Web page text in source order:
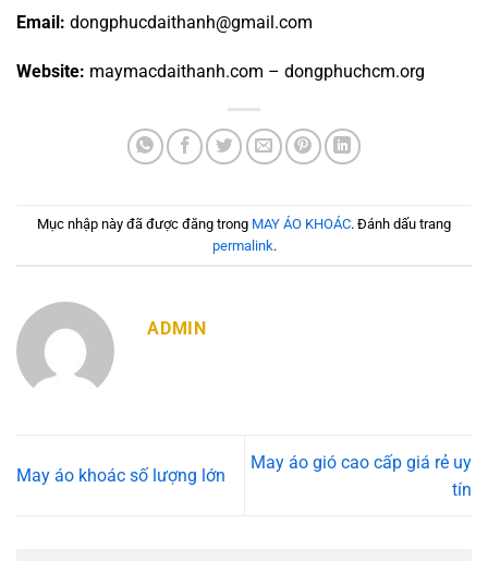
Email: dongphucdaithanh@gmail.com
Website: maymacdaithanh.com – dongphuchcm.org
Mục nhập này đã được đăng trong MAY ÁO KHOÁC. Đánh dấu trang
permalink.
ADMIN
May áo khoác số lượng lớn
May áo gió cao cấp giá rẻ uy
tín